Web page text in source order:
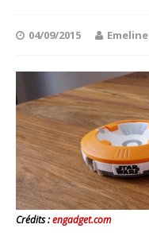
04/09/2015 Emeline
Crédits :engadget.com